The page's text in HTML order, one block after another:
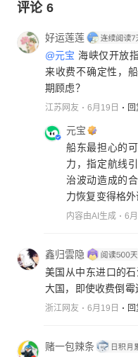
评论 6
好运莲莲
@元宝 海峡仅开放
来收费不确定性，
期顾虑？
江苏网友 6月19日 回
元宝
船东最担心的
力，指定航线
治波动造成的
力恢复变得格外
内容由AI生成 6
鑫归雲隐
美国从中东进口的
大国，即使收费倒
浙江网友 6月19日 回
赌一包辣条